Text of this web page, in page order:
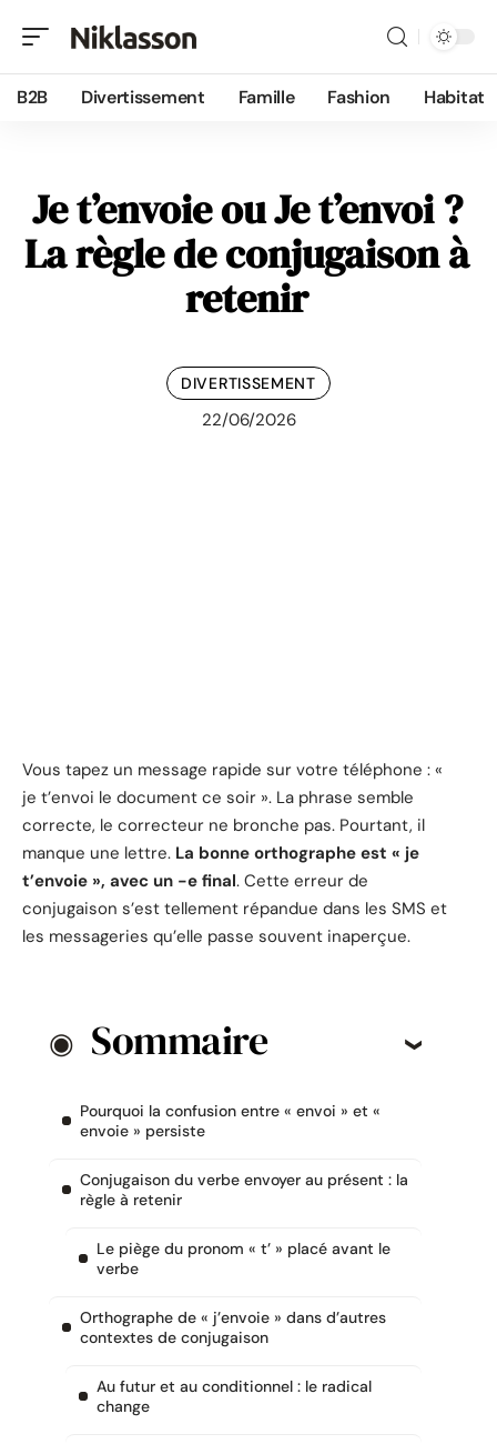
B2B Divertissement Famille Fashion Habitat
Je t’envoie ou Je t’envoi ?
La règle de conjugaison à
retenir
DIVERTISSEMENT
22/06/2026
Vous tapez un message rapide sur votre téléphone : «
je t’envoi le document ce soir ». La phrase semble
correcte, le correcteur ne bronche pas. Pourtant, il
manque une lettre. La bonne orthographe est « je
t’envoie », avec un -e final. Cette erreur de
conjugaison s’est tellement répandue dans les SMS et
les messageries qu’elle passe souvent inaperçue.
Sommaire
Pourquoi la confusion entre « envoi » et «
envoie » persiste
Conjugaison du verbe envoyer au présent : la
règle à retenir
Le piège du pronom « t’ » placé avant le
verbe
Orthographe de « j’envoie » dans d’autres
contextes de conjugaison
Au futur et au conditionnel : le radical
change